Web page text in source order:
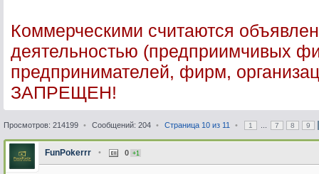
Коммерческими считаются
деятельностью (предприимчивых
предпринимателей, фирм,
ЗАПРЕЩЕН!
Просмотров: 214199 • Сообщений: 204 • Страница 10из 11 • 1 7 8 9
FunPokerrr • 0 +1